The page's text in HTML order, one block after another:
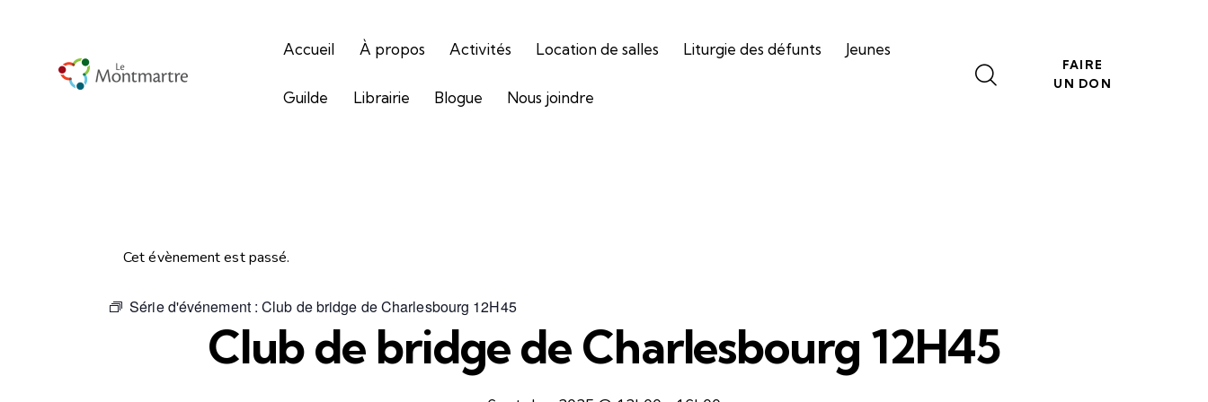
Accueil À propos Activités Location de salles Liturgie des défunts Jeunes
Guilde Librairie Blogue Nous joindre
FAIRE
UN DON
Cet évènement est passé.
Série d'événement :Club de bridge de Charlesbourg 12H45
Club de bridge de Charlesbourg 12H45